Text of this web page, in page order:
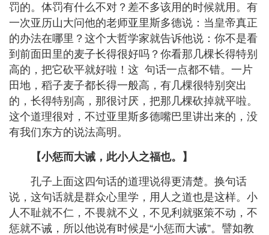
罚的。体罚有什么不对？差不多该用的时候就用。有
一次亚历山大问他的老师亚里斯多德说：当皇帝真正
的办法在哪里？这个大哲学家就告诉他说：你不是看
到前面田里的麦子长得很好吗？你看那几棵长得特别
高的，把它砍平就好啦！这 句话一点都不错。一片
田地，稻子麦子都长得一般高，有几棵很特别突出
的，长得特别高，那很讨厌，把那几棵砍掉就平啦。
这个道理很对，不过亚里斯多德嘴巴里讲出来的，没
有我们东方的说法高明。
【小惩而大诫，此小人之福也。】
孔子上面这四句话的道理说得更清楚。换句话
说，这句话就是群众心里学，用人之道也是这样。小
人不耻就不仁，不畏就不义，不见利就驱策不动，不
惩就不诫，所以他说有时候是“小惩而大诫”。譬如教